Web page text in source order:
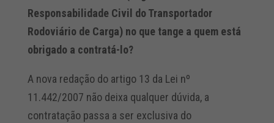
Responsabilidade Civil do Transportador
Rodoviário de Carga) no que tange a quem está
obrigado a contratá-lo?
A nova redação do artigo 13 da Lei nº
11.442/2007 não deixa qualquer dúvida, a
contratação passa a ser exclusiva do